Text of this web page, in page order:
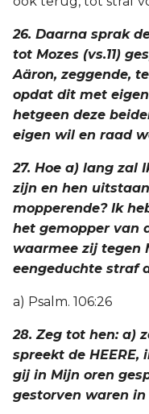
26. Daarna sprak
tot Mozes (vs.11)
Aäron, zeggende,
opdat dit met
hetgeen deze
eigen wil en raad
27. Hoe a) lang zal
zijn en hen
mopperende? Ik
het gemopper van
waarmee zij tegen
eengeduchte straf
a) Psalm. 106:26
28. Zeg tot hen: a)
spreekt de HEERE,
gij in Mijn oren
gestorven waren in